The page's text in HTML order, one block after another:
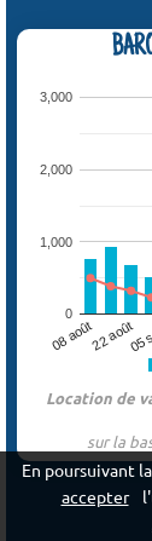
08 août22 août05
0
1,000
2,000
3,000
Location de
sur la
En poursuivant
accepter